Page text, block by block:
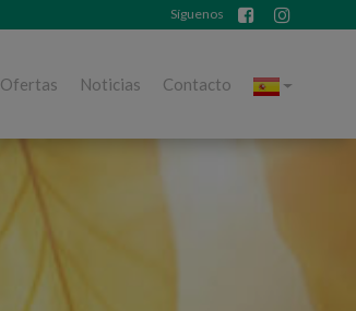
Síguenos
Ofertas Noticias Contacto